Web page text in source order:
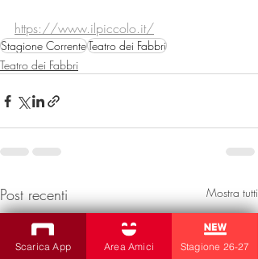
https://www.ilpiccolo.it/
Stagione CorrenteTeatro dei Fabbri
Teatro dei Fabbri
Post recenti Mostra tutti
Scarica App Area Amici Stagione 26-27